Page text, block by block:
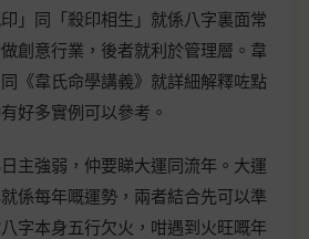
」同「殺印相生」就係八字裏面常
創意行業，後者就利於管理層。韋
《韋氏命學講義》就詳細解釋咗點
好多實例可以參考。
主強弱，仲要睇大運同流年。大運
係每年嘅運勢，兩者結合先可以準
字本身五行欠火，咁遇到火旺嘅年